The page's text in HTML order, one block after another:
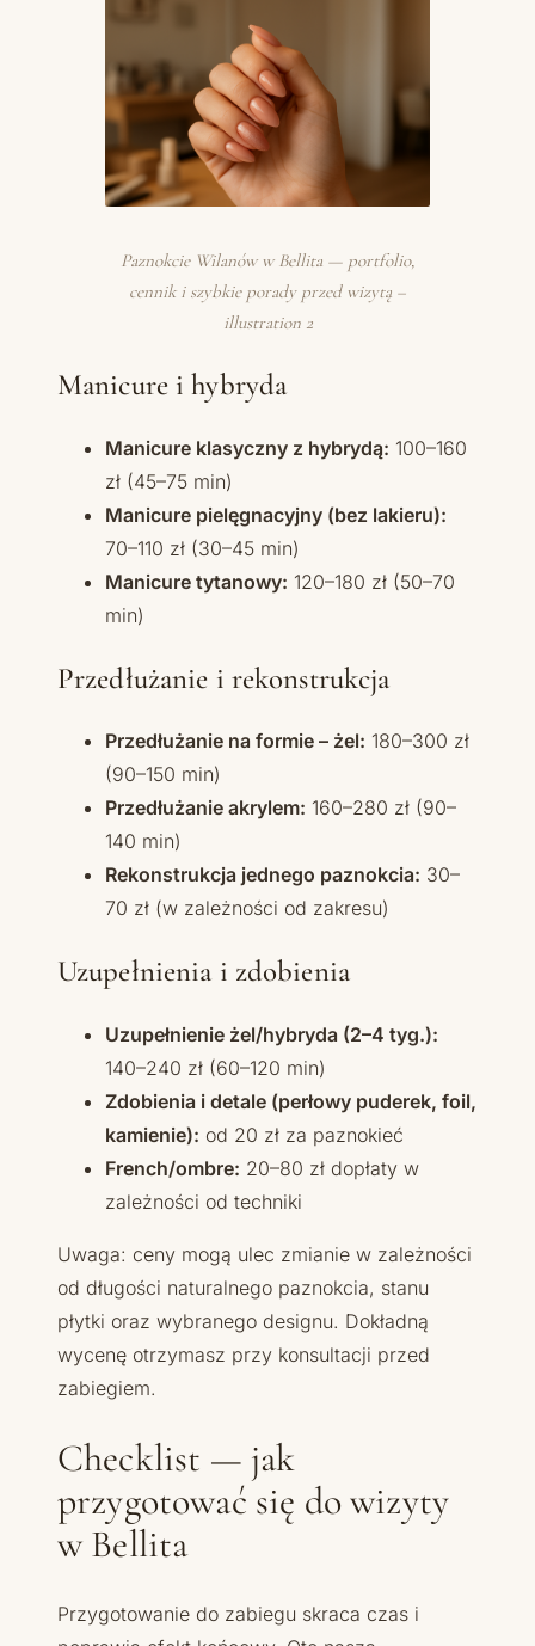
Paznokcie Wilanów w Bellita — portfolio,
cennik i szybkie porady przed wizytą –
illustration 2
Manicure i hybryda
Manicure klasyczny z hybrydą: 100–160
zł (45–75 min)
Manicure pielęgnacyjny (bez lakieru):
70–110 zł (30–45 min)
Manicure tytanowy: 120–180 zł (50–70
min)
Przedłużanie i rekonstrukcja
Przedłużanie na formie – żel: 180–300 zł
(90–150 min)
Przedłużanie akrylem: 160–280 zł (90–
140 min)
Rekonstrukcja jednego paznokcia: 30–
70 zł (w zależności od zakresu)
Uzupełnienia i zdobienia
Uzupełnienie żel/hybryda (2–4 tyg.):
140–240 zł (60–120 min)
Zdobienia i detale (perłowy puderek, foil,
kamienie): od 20 zł za paznokieć
French/ombre: 20–80 zł dopłaty w
zależności od techniki
Uwaga: ceny mogą ulec zmianie w zależności
od długości naturalnego paznokcia, stanu
płytki oraz wybranego designu. Dokładną
wycenę otrzymasz przy konsultacji przed
zabiegiem.
Checklist — jak
przygotować się do wizyty
w Bellita
Przygotowanie do zabiegu skraca czas i